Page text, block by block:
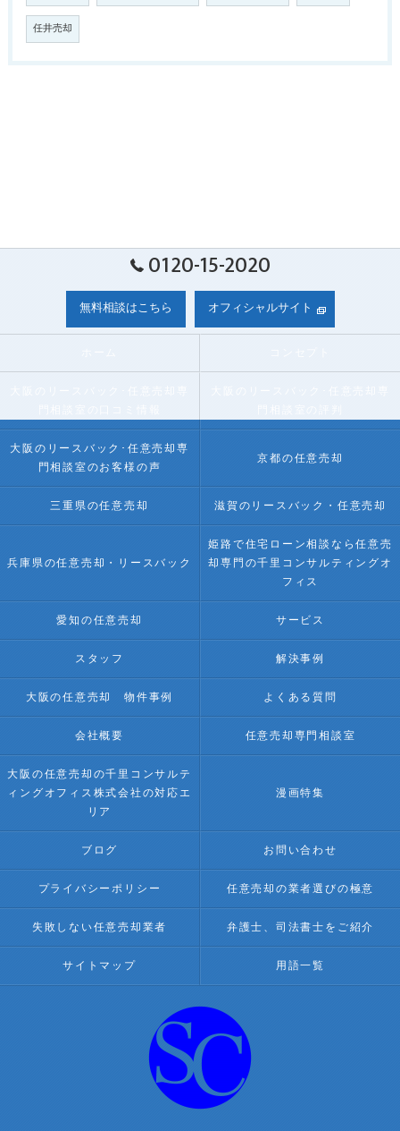
任井売却
0120-15-2020
無料相談はこちら オフィシャルサイト
大阪のリースバック･任意売却専
門相談室のお客様の声
京都の任意売却
三重県の任意売却 滋賀のリースバック・任意売却
兵庫県の任意売却・リースバック
姫路で住宅ローン相談なら任意売
却専門の千里コンサルティングオ
フィス
愛知の任意売却 サービス
スタッフ 解決事例
大阪の任意売却 物件事例 よくある質問
会社概要 任意売却専門相談室
大阪の任意売却の千里コンサルテ
ィングオフィス株式会社の対応エ
リア
漫画特集
ブログ お問い合わせ
プライバシーポリシー 任意売却の業者選びの極意
失敗しない任意売却業者 弁護士、司法書士をご紹介
サイトマップ 用語一覧